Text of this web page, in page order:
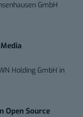
GmbH
Holding GmbH in
Open Source